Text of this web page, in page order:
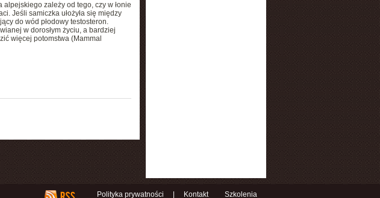
zależy od tego, czy w łonie
Jeśli samiczka ułożyła się między
do wód płodowy testosteron.
w dorosłym życiu, a bardziej
więcej potomstwa (Mammal
Polityka prywatności Kontakt Szkolenia